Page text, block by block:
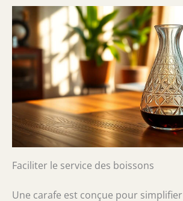
Faciliter le service des boissons
Une carafe est conçue pour